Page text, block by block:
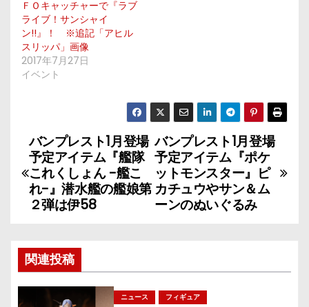
ＦＯキャッチャーで『ラブ
ライブ！サンシャイ
ン!!』！ ※追記「アヒル
スリッパ」画像
2017年7月27日
イベント
投
稿
ナ
ゲ
ー
バンプレスト1月登場
予定アイテム『ポケ
ットモンスター』ピ
カチュウやサン＆ム
ーンのぬいぐるみ
バンプレスト1月登場
予定アイテム『艦隊
これくしょん -艦こ
れ-』潜水艦の艦娘第
２弾は伊58
関連投稿
ニュース フィギュア